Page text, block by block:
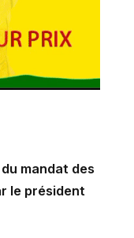
mandat des
le président